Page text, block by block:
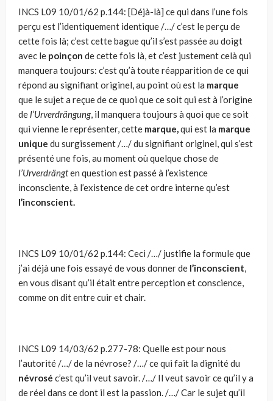
INCS L09 10/01/62 p.144: [Déjà-là] ce qui dans l’une fois
perçu est l’identiquement identique /…/ c’est le perçu de
cette fois là; c’est cette bague qu’il s’est passée au doigt
avec le poinçon de cette fois là, et c’est justement celà qui
manquera toujours: c’est qu’à toute réapparition de ce qui
répond au signifiant originel, au point où est la marque
que le sujet a reçue de ce quoi que ce soit qui est à l’origine
del’Urverdrängung, il manquera toujours à quoi que ce soit
qui vienne le représenter, cette marque,qui est la marque
unique du surgissement /…/ du signifiant originel, qui s’est
présenté une fois, au moment où quelque chose de
l’Urverdrängten question est passé à l’existence
inconsciente, à l’existence de cet ordre interne qu’est
l’inconscient.
INCS L09 10/01/62 p.144: Ceci /…/ justifie la formule que
j’ai déjà une fois essayé de vous donner de l’inconscient,
en vous disant qu’il était entre perception et conscience,
comme on dit entre cuir et chair.
INCS L09 14/03/62 p.277-78: Quelle est pour nous
l’autorité /…/ de la névrose? /…/ ce qui fait la dignité du
névrosé c’est qu’il veut savoir. /…/ Il veut savoir ce qu’il y a
de réel dans ce dont il est la passion. /…/ Car le sujet qu’il